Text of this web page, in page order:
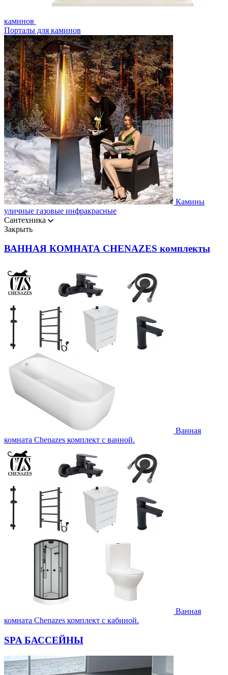
каминов
Порталы для каминов
Камины
уличные газовые инфракрасные
Сантехника
Закрыть
ВАННАЯ КОМНАТА CHENAZES комплекты
Ванная
комната Chenazes комплект с ванной.
Ванная
комната Chenazes комплект с кабиной.
SPA БАССЕЙНЫ